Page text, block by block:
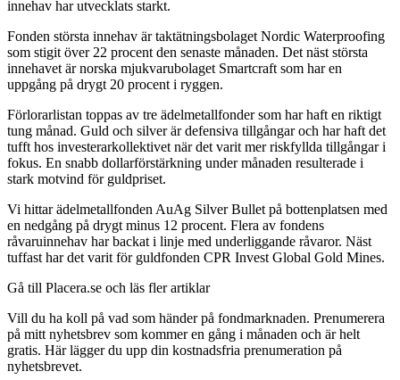
innehav har utvecklats starkt.
Fonden största innehav är taktätningsbolaget Nordic Waterproofing
som stigit över 22 procent den senaste månaden. Det näst största
innehavet är norska mjukvarubolaget Smartcraft som har en
uppgång på drygt 20 procent i ryggen.
Förlorarlistan toppas av tre ädelmetallfonder som har haft en riktigt
tung månad. Guld och silver är defensiva tillgångar och har haft det
tufft hos investerarkollektivet när det varit mer riskfyllda tillgångar i
fokus. En snabb dollarförstärkning under månaden resulterade i
stark motvind för guldpriset.
Vi hittar ädelmetallfonden AuAg Silver Bullet på bottenplatsen med
en nedgång på drygt minus 12 procent. Flera av fondens
råvaruinnehav har backat i linje med underliggande råvaror. Näst
tuffast har det varit för guldfonden CPR Invest Global Gold Mines.
Gå till Placera.se och läs fler artiklar
Vill du ha koll på vad som händer på fondmarknaden. Prenumerera
på mitt nyhetsbrev som kommer en gång i månaden och är helt
gratis. Här lägger du upp din kostnadsfria prenumeration på
nyhetsbrevet.